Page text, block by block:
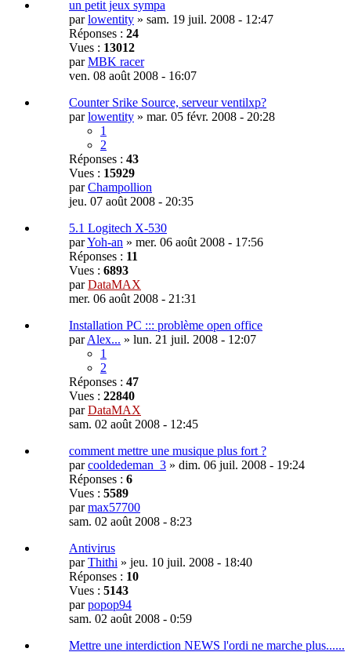
un petit jeux sympa
parlowentity » sam. 19 juil. 2008 - 12:47
Réponses : 24
Vues : 13012
parMBK racer
ven. 08 août 2008 - 16:07
Counter Srike Source, serveur ventilxp?
parlowentity » mar. 05 févr. 2008 - 20:28
1
2
Réponses : 43
Vues : 15929
parChampollion
jeu. 07 août 2008 - 20:35
5.1 Logitech X-530
parYoh-an » mer. 06 août 2008 - 17:56
Réponses : 11
Vues : 6893
parDataMAX
mer. 06 août 2008 - 21:31
Installation PC ::: problème open office
parAlex... » lun. 21 juil. 2008 - 12:07
1
2
Réponses : 47
Vues : 22840
parDataMAX
sam. 02 août 2008 - 12:45
comment mettre une musique plus fort ?
parcooldedeman_3 » dim. 06 juil. 2008 - 19:24
Réponses : 6
Vues : 5589
parmax57700
sam. 02 août 2008 - 8:23
Antivirus
parThithi » jeu. 10 juil. 2008 - 18:40
Réponses : 10
Vues : 5143
parpopop94
sam. 02 août 2008 - 0:59
Mettre une interdiction NEWS l'ordi ne marche plus......